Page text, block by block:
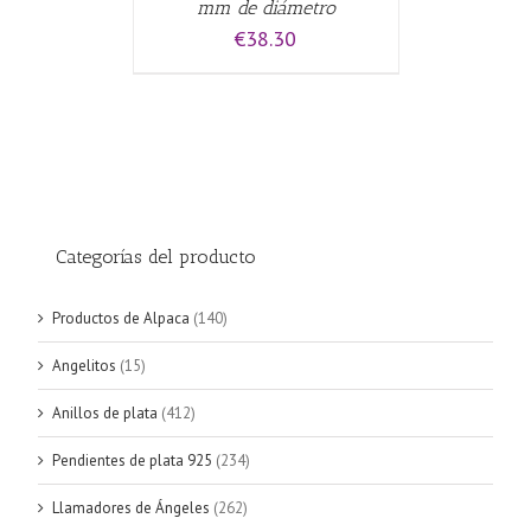
mm de diámetro
€38.30
Categorías del producto
Productos de Alpaca (140)
Angelitos (15)
Anillos de plata (412)
Pendientes de plata 925 (234)
Llamadores de Ángeles (262)